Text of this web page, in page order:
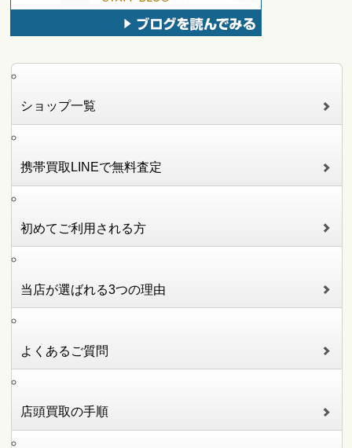
ショップ一覧
携帯買取LINEで無料査定
初めてご利用される方
当店が選ばれる3つの理由
よくあるご質問
店頭買取の手順